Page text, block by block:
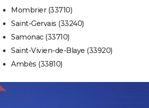
Mombrier (33710)
Saint-Gervais (33240)
Samonac (33710)
Saint-Vivien-de-Blaye (33920)
Ambès (33810)